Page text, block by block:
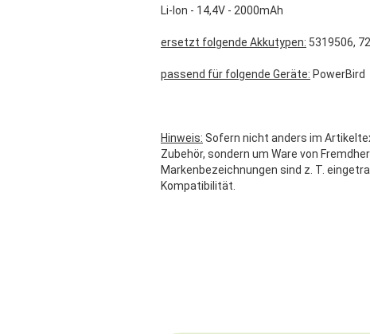
Li-Ion - 14,4V - 2000mAh
ersetzt folgende Akkutypen: 5319506,
passend für folgende Geräte: PowerBird
Hinweis: Sofern nicht anders im
Zubehör, sondern um Ware von
Markenbezeichnungen sind z. T.
Kompatibilität.